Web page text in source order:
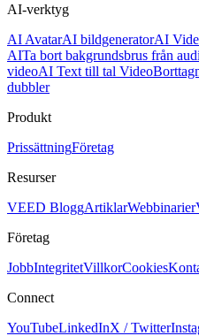
AI-verktyg
AI AvatarAI bildgeneratorAI
AITa bort bakgrundsbrus från
videoAI Text till tal Video
dubbler
Produkt
PrissättningFöretag
Resurser
VEED BloggArtiklarWebbinarier
Företag
JobbIntegritetVillkorCookies
Connect
YouTubeLinkedInX / Twitter